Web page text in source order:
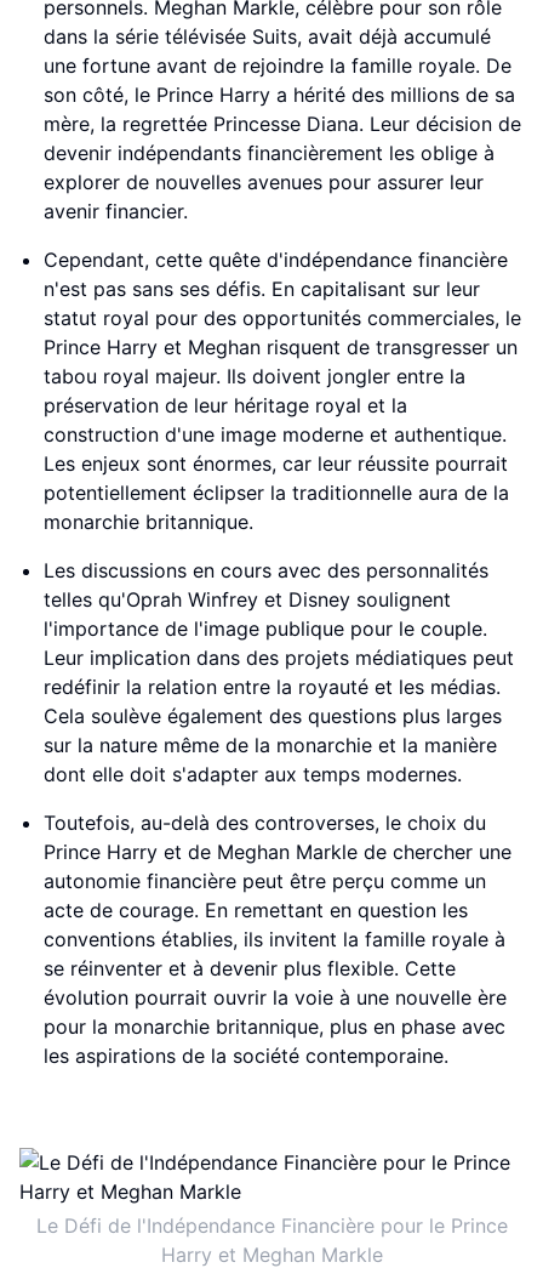
personnels. Meghan Markle, célèbre pour son rôle
dans la série télévisée Suits, avait déjà accumulé
une fortune avant de rejoindre la famille royale. De
son côté, le Prince Harry a hérité des millions de sa
mère, la regrettée Princesse Diana. Leur décision de
devenir indépendants financièrement les oblige à
explorer de nouvelles avenues pour assurer leur
avenir financier.
Cependant, cette quête d'indépendance financière
n'est pas sans ses défis. En capitalisant sur leur
statut royal pour des opportunités commerciales, le
Prince Harry et Meghan risquent de transgresser un
tabou royal majeur. Ils doivent jongler entre la
préservation de leur héritage royal et la
construction d'une image moderne et authentique.
Les enjeux sont énormes, car leur réussite pourrait
potentiellement éclipser la traditionnelle aura de la
monarchie britannique.
Les discussions en cours avec des personnalités
telles qu'Oprah Winfrey et Disney soulignent
l'importance de l'image publique pour le couple.
Leur implication dans des projets médiatiques peut
redéfinir la relation entre la royauté et les médias.
Cela soulève également des questions plus larges
sur la nature même de la monarchie et la manière
dont elle doit s'adapter aux temps modernes.
Toutefois, au-delà des controverses, le choix du
Prince Harry et de Meghan Markle de chercher une
autonomie financière peut être perçu comme un
acte de courage. En remettant en question les
conventions établies, ils invitent la famille royale à
se réinventer et à devenir plus flexible. Cette
évolution pourrait ouvrir la voie à une nouvelle ère
pour la monarchie britannique, plus en phase avec
les aspirations de la société contemporaine.
Le Défi de l'Indépendance Financière pour le Prince
Harry et Meghan Markle